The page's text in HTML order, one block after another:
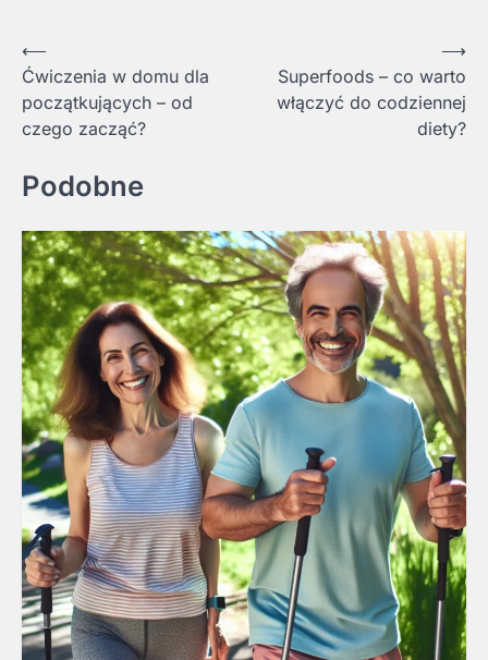
Nawigacja
wpisu
⟵
Ćwiczenia w domu dla
początkujących – od
czego zacząć?
Superfoods – co warto
włączyć do codziennej
diety?
⟶
Podobne